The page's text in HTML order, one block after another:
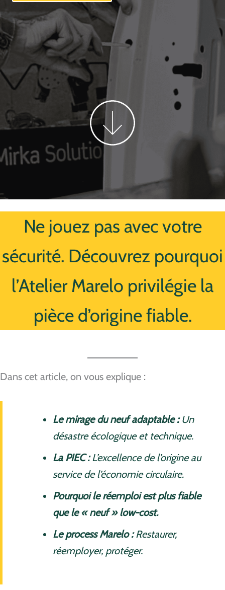
Ne jouez pas avec votre
sécurité. Découvrez pourquoi
l’Atelier Marelo privilégie la
pièce d’origine fiable.
Dans cet article, on vous explique :
Le mirage du neuf adaptable :Un
désastre écologique et technique.
La PIEC :L’excellence de l’origine au
service de l’économie circulaire.
Pourquoi le réemploi est plus fiable
que le « neuf » low-cost.
Le process Marelo :Restaurer,
réemployer, protéger.